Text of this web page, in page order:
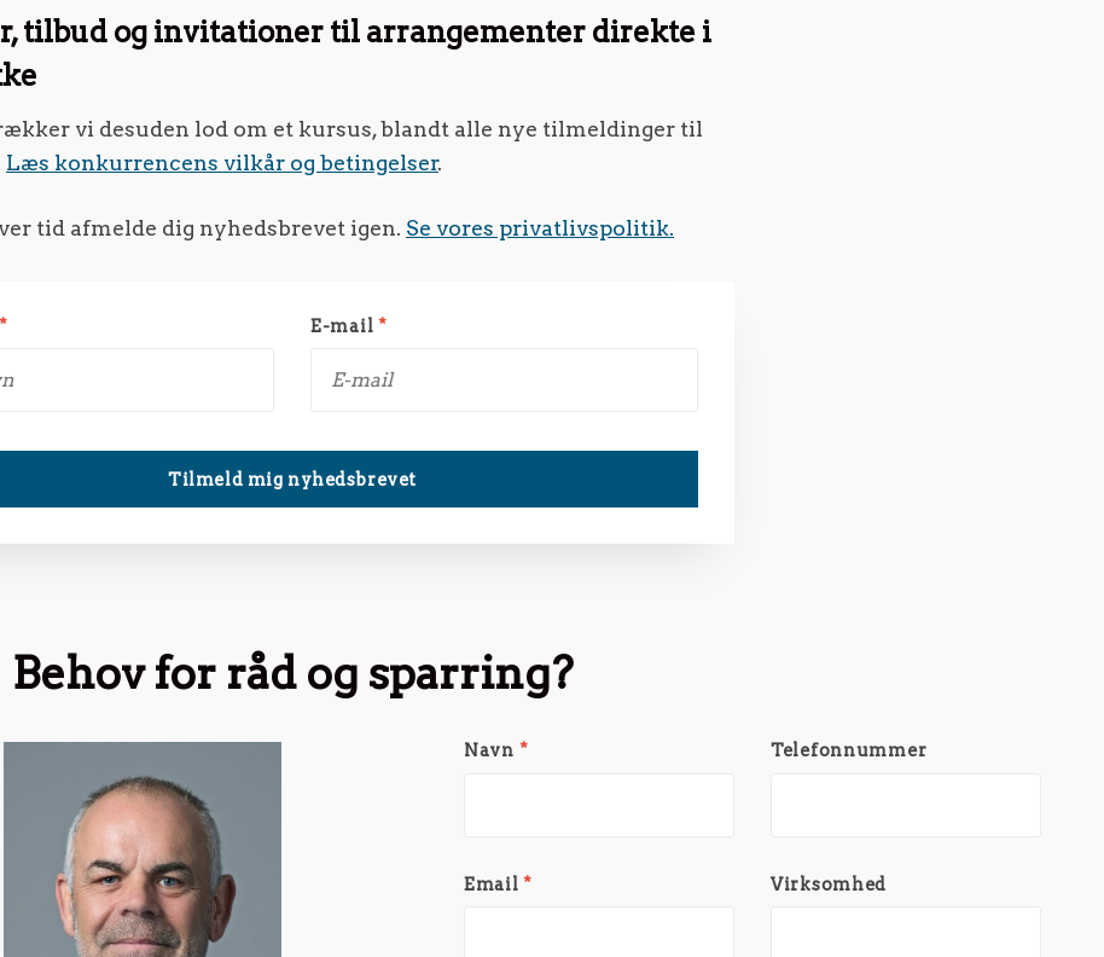
tilbud og invitationer til arrangementer direkte i
vi desuden lod om et kursus, blandt alle nye tilmeldinger til
Læs konkurrencens vilkår og betingelser.
tid afmelde dig nyhedsbrevet igen. Se vores privatlivspolitik.
* E-mail*
Behov for råd og sparring?
Navn *
Email*
Telefonnummer
Virksomhed